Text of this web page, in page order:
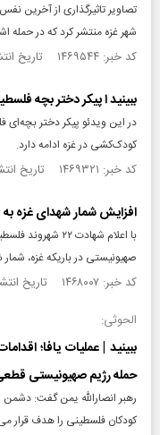
تصاویر تاثیرگذاری از آخرین
شهر غزه منتشر کرد که در حمله
کد خبر: ۱۴۶۹۵۴۴ تاریخ انتشار : ۱۴۰۳/۰۵/۲۹
ببینید ا پیکر دختر بچه
در این ویدئو پیکر دختر
کودک‌کشی در غزه ادامه دارد.
کد خبر: ۱۴۶۹۳۲۱ تاریخ انتشار : ۱۴۰۳/۰۵/۲۸
افزایش شمار شهدای غزه به ۳۹ هزار و ۶۹۹ نفر
صهیونیستی در باریکه غزه، شمار شهدای فلسطینی
کد خبر: ۱۴۶۸۰۰۷ تاریخ انتشار : ۱۴۰۳/۰۵/۱۸
الحوثی:
ببینید | عملیات یافا؛
حمله رژیم صهیونیستی
رهبر انصارالله یمن گفت: دشمن
کودکان فلسطینی را هدف قرار